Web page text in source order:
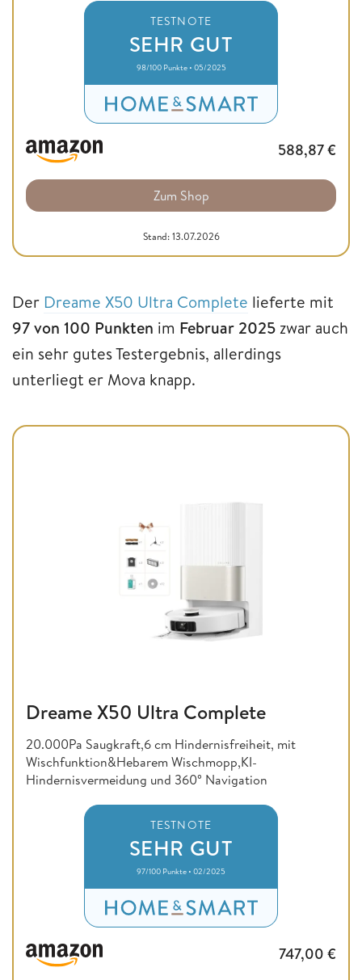
TESTNOTE
SEHR GUT
98/100 Punkte • 05/2025
588,87€
Zum Shop
Stand: 13.07.2026
Der Dreame X50 Ultra Complete lieferte mit
97 von 100 Punkten im Februar 2025zwar auch
ein sehr gutes Testergebnis, allerdings
unterliegt er Mova knapp.
Dreame X50 Ultra Complete
20.000Pa Saugkraft,6 cm Hindernisfreiheit, mit
Wischfunktion&Hebarem Wischmopp,KI-
Hindernisvermeidung und 360° Navigation
TESTNOTE
SEHR GUT
97/100 Punkte • 02/2025
747,00 €